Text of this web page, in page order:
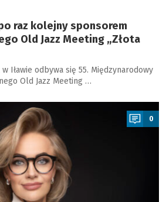
raz kolejny sponsorem
Old Jazz Meeting „Złota
Iławie odbywa się 55. Międzynarodowy
Old Jazz Meeting …
0